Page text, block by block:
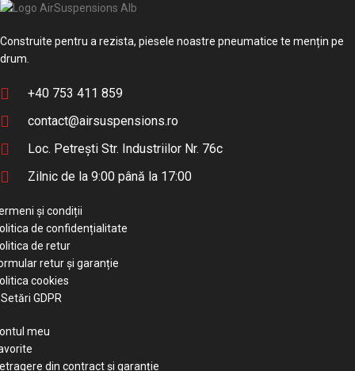
Construite pentru a rezista, piesele noastre pneumatice te mențin pe
drum.
+40 753 411 859
contact@airsuspensions.ro
Loc. Petrești Str. Industriilor Nr. 76c
Zilnic de la 9:00 până la 17:00
și condiții
de confidențialitate
de retur
retur și garanție
cookies
GDPR
meu
din contract și garanție